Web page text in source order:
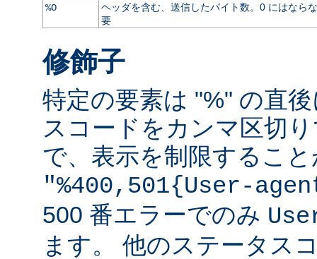
%O
ヘッダを含む、送信したバイト数。0 にはなら
要
修飾子
特定の要素は "%" の直
スコードをカンマ区切
で、表示を制限するこ
"%400,501{User-
500 番エラーでのみ
ます。 他のステータス